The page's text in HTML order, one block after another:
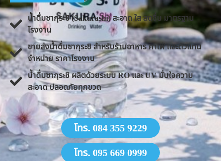
น้ำดื่มซากุระชิ (Sakurashi) สะอาด ใส สดชื่น มาตรฐาน
โรงงาน
ขายส่งน้ำดื่มซากุระชิ สำหรับร้านอาหาร คาเฟ่ และตัวแทน
จำหน่าย ราคาโรงงาน
น้ำดื่มซากุระชิ ผลิตด้วยระบบ RO และ UV มั่นใจความ
สะอาด ปลอดภัยทุกขวด
โทร. 084 355 9229
โทร. 095 669 0999